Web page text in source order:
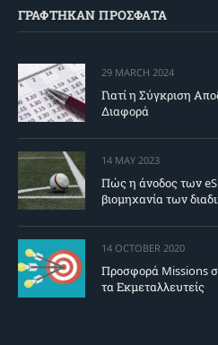
ΓΡΑΦΤΗΚΑΝ ΠΡΟΣΦΑΤΑ
29 MARCH 2024
Γιατί η Σύγκριση
Διαφορά
14 MAY 2023
Πώς η άνοδος των
βιομηχανία των
14 OCTOBER 2020
Προσφορά Missions
τα Εκμεταλλευτείς